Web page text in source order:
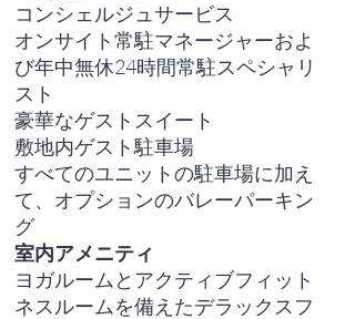
コンシェルジュサービス
オンサイト常駐マネージャーおよ
び年中無休24時間常駐スペシャリ
スト
豪華なゲストスイート
敷地内ゲスト駐車場
すべてのユニットの駐車場に加え
て、オプションのバレーパーキン
グ
室内アメニティ
ヨガルームとアクティブフィット
ネスルームを備えたデラックスフ